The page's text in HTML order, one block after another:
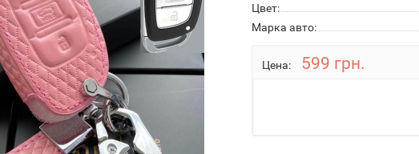
Цвет:
Марка авто:
Цена: 599 грн.